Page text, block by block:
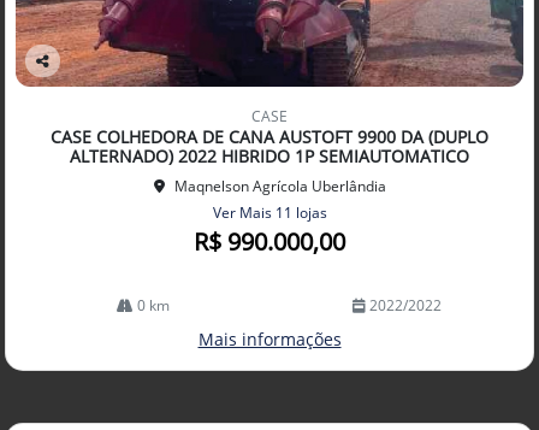
Co
lhe
CASE
CASE COLHEDORA DE CANA AUSTOFT 9900 DA (DUPLO
ALTERNADO) 2022 HIBRIDO 1P SEMIAUTOMATICO
Maqnelson Agrícola Uberlândia
Ver Mais 11 lojas
R$ 990.000,00
0 km 2022/2022
Mais informações